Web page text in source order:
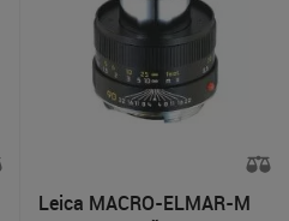
Leica MACRO-ELMAR-M